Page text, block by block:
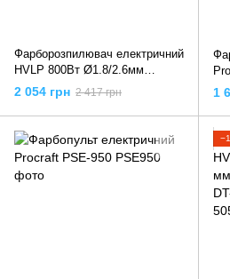
Фарборозпилювач електричний
HVLP 800Вт Ø1.8/2.6мм
900мл/хв н/б 800мл, SIGMA
6816051
2 054 грн 2 417 грн 1